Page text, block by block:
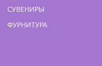
СУВЕНИРЫ
ФУРНИТУРА